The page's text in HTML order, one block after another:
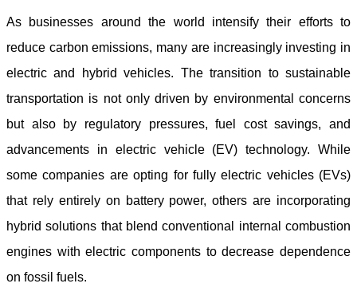
As businesses around the world intensify their efforts to
reduce carbon emissions, many are increasingly investing in
electric and hybrid vehicles. The transition to sustainable
transportation is not only driven by environmental concerns
but also by regulatory pressures, fuel cost savings, and
advancements in electric vehicle (EV) technology. While
some companies are opting for fully electric vehicles (EVs)
that rely entirely on battery power, others are incorporating
hybrid solutions that blend conventional internal combustion
engines with electric components to decrease dependence
on fossil fuels.